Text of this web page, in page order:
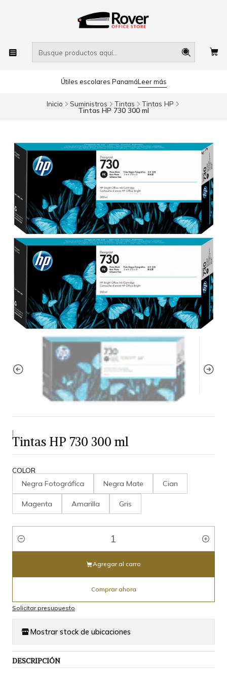
Útiles escolares PanamáLeer más
Inicio Suministros Tintas Tintas HP
Tintas HP 730 300 ml
|
Tintas HP 730 300 ml
COLOR
Negra Fotográfica Negra Mate Cian
Magenta Amarilla Gris
Cantidad
Agregar al carro
Comprar ahora
Solicitar presupuesto
Mostrar stock de ubicaciones
DESCRIPCIÓN